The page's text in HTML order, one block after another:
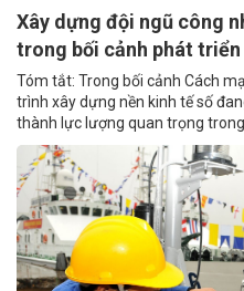
Xây dựng đội ngũ công
trong bối cảnh phát triển
Tóm tắt: Trong bối cảnh Cách
trình xây dựng nền kinh tế số
thành lực lượng quan trọng trong